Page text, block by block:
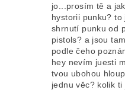
jo...prosím tě a
hystorii punku?
shrnutí punku od
pistols? a jsou
podle čeho
hey nevím juesti
tvou ubohou
jednu věc? kolik ti